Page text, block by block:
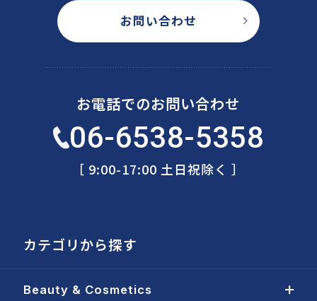
お問い合わせ
お電話でのお問い合わせ
06-6538-5358
［ 9:00-17:00 土日祝除く ］
カテゴリから探す
Beauty & Cosmetics